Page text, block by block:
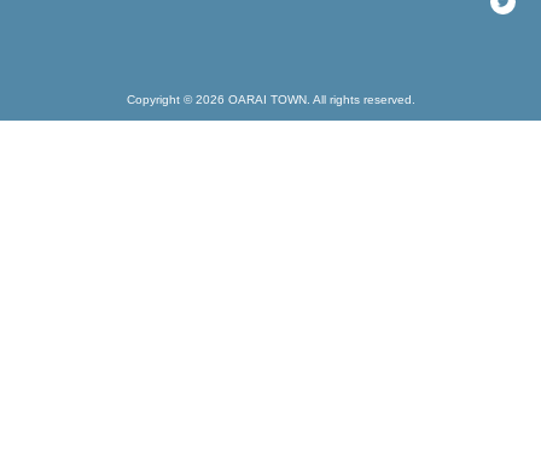
Copyright © 2026 OARAI TOWN. All rights reserved.